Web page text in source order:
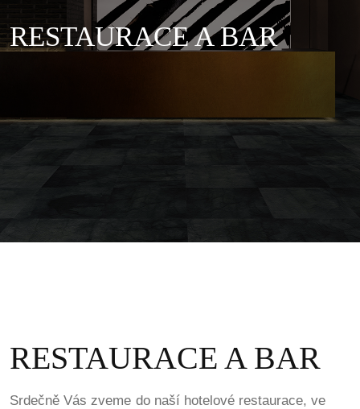
RESTAURACE A BAR
RESTAURACE A BAR
Srdečně Vás zveme do naší hotelové restaurace, ve